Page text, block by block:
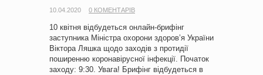
10.04.2020 0 КОМЕНТАРІВ
10 квітня відбудеться онлайн-брифінг
заступника Міністра охорони здоров’я України
Віктора Ляшка щодо заходів з протидії
поширенню коронавірусної інфекції. Початок
заходу: 9:30. Увага! Брифінг відбудеться в